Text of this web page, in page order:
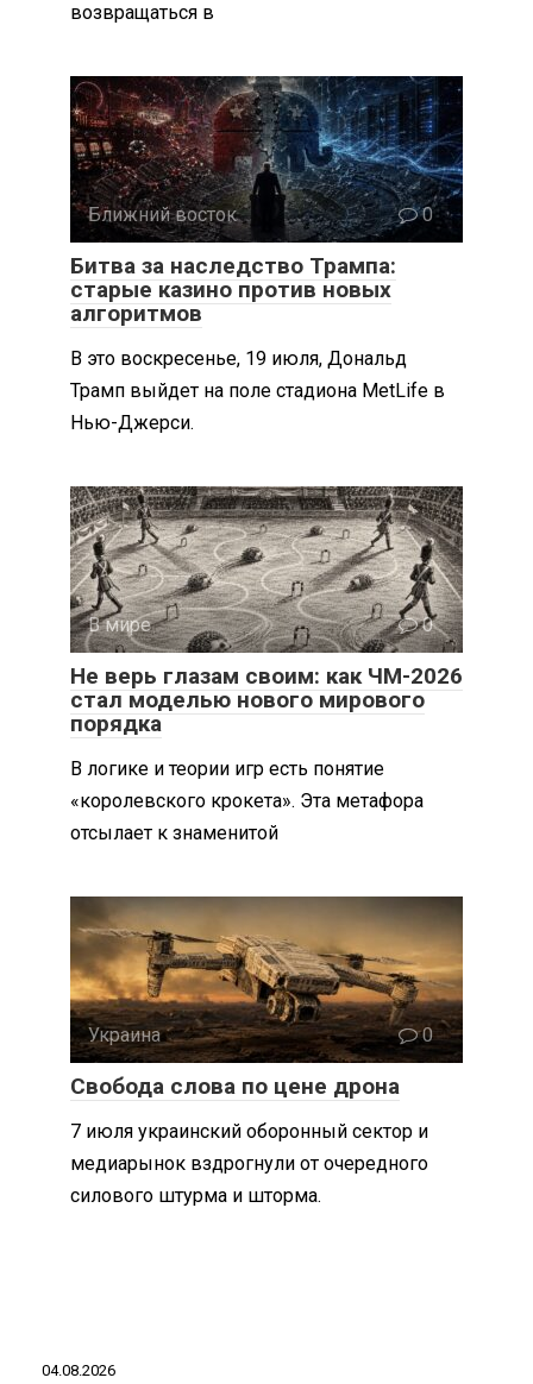
возвращаться в
Ближний восток 0
Битва за наследство Трампа:
старые казино против новых
алгоритмов
В это воскресенье, 19 июля, Дональд
Трамп выйдет на поле стадиона MetLife в
Нью-Джерси.
В мире 0
Не верь глазам своим: как ЧМ-2026
стал моделью нового мирового
порядка
В логике и теории игр есть понятие
«королевского крокета». Эта метафора
отсылает к знаменитой
Украина 0
Свобода слова по цене дрона
7 июля украинский оборонный сектор и
медиарынок вздрогнули от очередного
силового штурма и шторма.
04.08.2026